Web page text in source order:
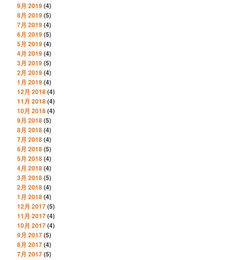
9月 2019(4)
8月 2019(5)
7月 2019(4)
6月 2019(5)
5月 2019(4)
4月 2019(4)
3月 2019(5)
2月 2019(4)
1月 2019(4)
12月 2018(4)
11月 2018(4)
10月 2018(4)
9月 2018(5)
8月 2018(4)
7月 2018(4)
6月 2018(5)
5月 2018(4)
4月 2018(4)
3月 2018(5)
2月 2018(4)
1月 2018(4)
12月 2017(5)
11月 2017(4)
10月 2017(4)
9月 2017(5)
8月 2017(4)
7月 2017(5)